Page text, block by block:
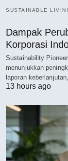
SUSTAINABLE
Dampak
Korporasi
Sustainability
menunjukkan
laporan
13 hours ago